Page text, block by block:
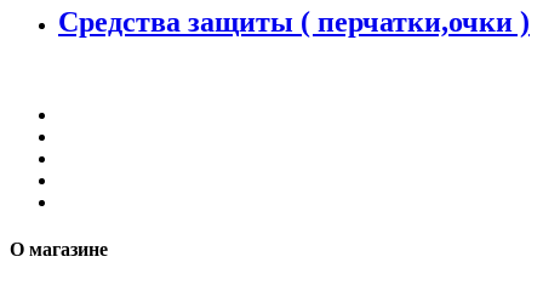
Средства защиты ( перчатки,очки )
О магазине